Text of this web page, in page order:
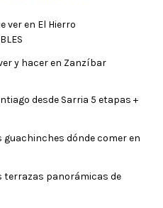
ver en El Hierro
y hacer en Zanzíbar
desde Sarria 5 etapas +
guachinches dónde comer en
terrazas panorámicas de